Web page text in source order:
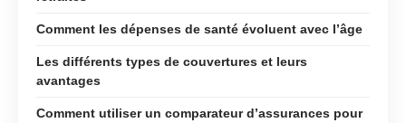
Comment les dépenses de santé évoluent avec l’âge
Les différents types de couvertures et leurs
avantages
Comment utiliser un comparateur d’assurances pour